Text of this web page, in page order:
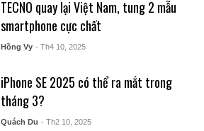
TECNO quay lại Việt Nam, tung 2 mẫu
smartphone cực chất
Hồng Vy - Th4 10, 2025
iPhone SE 2025 có thể ra mắt trong
tháng 3?
Quách Du - Th2 10, 2025